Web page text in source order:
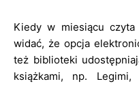
Kiedy w miesiącu
widać, że opcja
też biblioteki
książkami, np.